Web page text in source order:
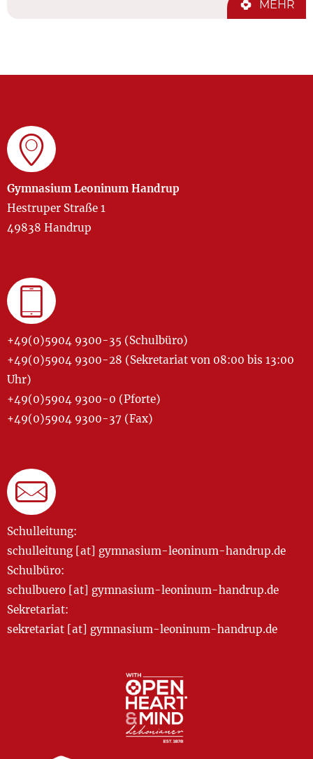
MEHR
Gymnasium Leoninum Handrup
Hestruper Straße 1
49838 Handrup
+49(0)5904 9300-35 (Schulbüro)
+49(0)5904 9300-28 (Sekretariat von 08:00 bis 13:00
Uhr)
+49(0)5904 9300-0 (Pforte)
+49(0)5904 9300-37 (Fax)
Schulleitung:
schulleitung [at] gymnasium-leoninum-handrup.de
Schulbüro:
schulbuero [at] gymnasium-leoninum-handrup.de
Sekretariat:
sekretariat [at] gymnasium-leoninum-handrup.de